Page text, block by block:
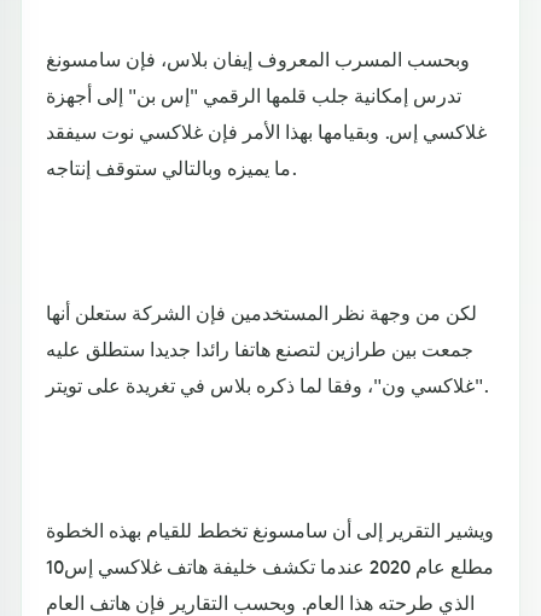
وبحسب المسرب المعروف إيفان بلاس، فإن سامسونغ
تدرس إمكانية جلب قلمها الرقمي "إس بن" إلى أجهزة
غلاكسي إس. وبقيامها بهذا الأمر فإن غلاكسي نوت سيفقد
ما يميزه وبالتالي ستوقف إنتاجه.
لكن من وجهة نظر المستخدمين فإن الشركة ستعلن أنها
جمعت بين طرازين لتصنع هاتفا رائدا جديدا ستطلق عليه
"غلاكسي ون"، وفقا لما ذكره بلاس في تغريدة على تويتر.
ويشير التقرير إلى أن سامسونغ تخطط للقيام بهذه الخطوة
مطلع عام 2020 عندما تكشف خليفة هاتف غلاكسي إس10
الذي طرحته هذا العام. وبحسب التقارير فإن هاتف العام